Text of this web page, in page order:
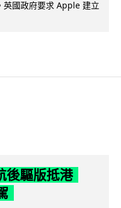
英國政府要求 Apple 建立
後驅版抵港